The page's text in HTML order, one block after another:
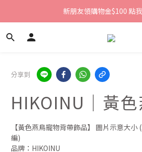
新朋友領購物金$100 點
新朋友領購物金$100 點
全館滿1800免運
分享到
HIKOINU｜黃
【黃色燕鳥寵物背帶飾品】 圖片示意大
編)
品牌：HIKOINU